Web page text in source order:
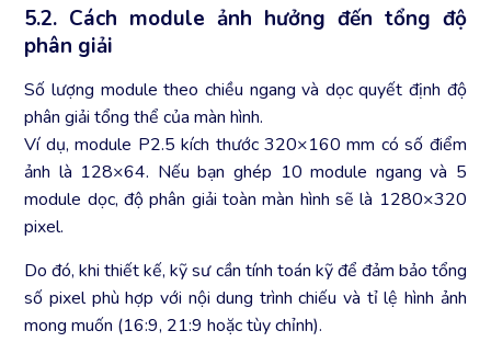
5.2. Cách module ảnh hưởng đến tổng độ
phân giải
Số lượng module theo chiều ngang và dọc quyết định độ
phân giải tổng thể của màn hình.
Ví dụ, module P2.5 kích thước 320×160 mm có số điểm
ảnh là 128×64. Nếu bạn ghép 10 module ngang và 5
module dọc, độ phân giải toàn màn hình sẽ là 1280×320
pixel.
Do đó, khi thiết kế, kỹ sư cần tính toán kỹ để đảm bảo tổng
số pixel phù hợp với nội dung trình chiếu và tỉ lệ hình ảnh
mong muốn (16:9, 21:9 hoặc tùy chỉnh).